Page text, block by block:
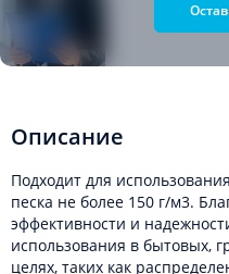
Описание
Подходит для
песка не более 150 г/м3.
эффективности и
использования в бытовых,
целях, таких как